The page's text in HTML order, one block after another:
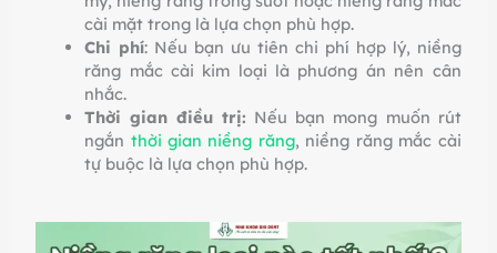
cài mặt trong là lựa chọn phù hợp.
Chi phí: Nếu bạn ưu tiên chi phí hợp lý, niềng
răng mắc cài kim loại là phương án nên cân
nhắc.
Thời gian điều trị: Nếu bạn mong muốn rút
ngắn thời gian niềng răng, niềng răng mắc cài
tự buộc là lựa chọn phù hợp.